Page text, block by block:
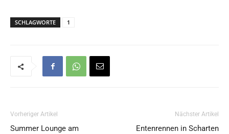
SCHLAGWORTE 1
Vorheriger Artikel
Summer Lounge am
Nächster Artikel
Entenrennen in Scharten